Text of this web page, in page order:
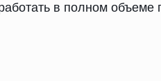
в полном